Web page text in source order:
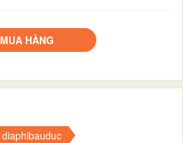
MUA HÀNG
diaphibauduc